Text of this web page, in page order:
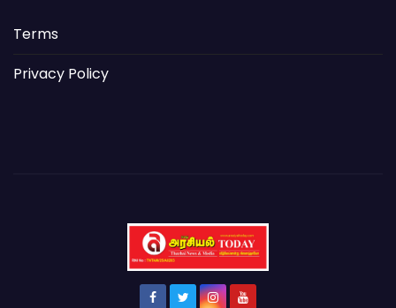
Terms
Privacy Policy